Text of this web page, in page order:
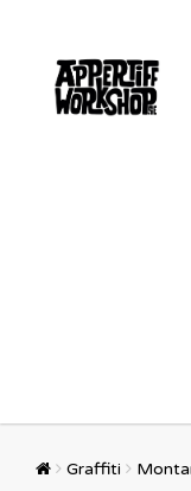
Graffiti